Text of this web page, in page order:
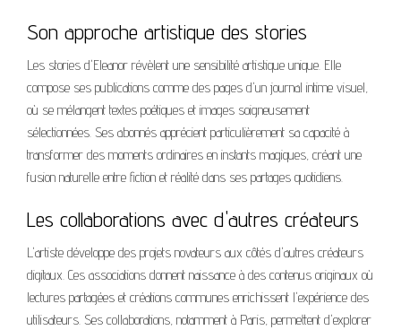
Son approche artistique des stories
Les stories d'Eleanor révèlent une sensibilité artistique unique. Elle
compose ses publications comme des pages d'un journal intime visuel,
où se mélangent textes poétiques et images soigneusement
sélectionnées. Ses abonnés apprécient particulièrement sa capacité à
transformer des moments ordinaires en instants magiques, créant une
fusion naturelle entre fiction et réalité dans ses partages quotidiens.
Les collaborations avec d'autres créateurs
L'artiste développe des projets novateurs aux côtés d'autres créateurs
digitaux. Ces associations donnent naissance à des contenus originaux où
lectures partagées et créations communes enrichissent l'expérience des
utilisateurs. Ses collaborations, notamment à Paris, permettent d'explorer